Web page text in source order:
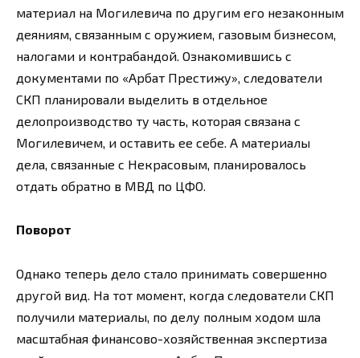
материал на Могилевича по другим его незаконным
деяниям, связанным с оружием, газовым бизнесом,
налогами и контрабандой. Ознакомившись с
документами по «Арбат Престижу», следователи
СКП планировали выделить в отдельное
делопроизводство ту часть, которая связана с
Могилевичем, и оставить ее себе. А материалы
дела, связанные с Некрасовым, планировалось
отдать обратно в МВД по ЦФО.
Поворот
Однако теперь дело стало принимать совершенно
другой вид. На тот момент, когда следователи СКП
получили материалы, по делу полным ходом шла
масштабная финансово-хозяйственная экспертиза